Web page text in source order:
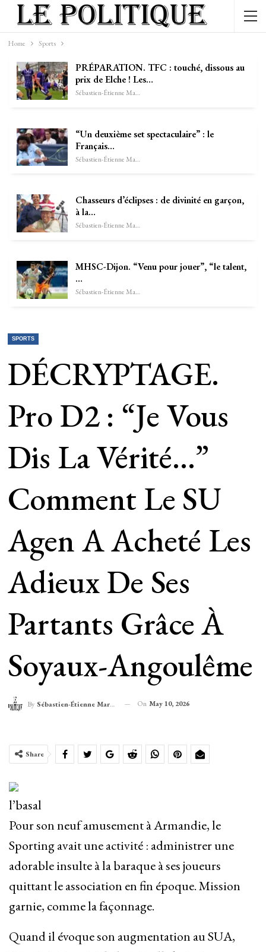
Home Sports
PRÉPARATION. TFC : touché, dissous au
prix de Elche ! Les…
Sébastien-Étienne Marechal
“Un deuxième set spectaculaire” : le
Français…
Sébastien-Étienne Marechal
Chasseurs d’éclipses : de divinité en garçon,
à la…
Sébastien-Étienne Marechal
MHSC-Dijon. “Venu pour jouer”, “le talent,
…
Sébastien-Étienne Marechal
SPORTS
DÉCRYPTAGE.
Pro D2 : “Je Vous
Dis La Vérité…”
Comment Le SU
Agen A Acheté Les
Adieux De Ses
Partants Grâce À
Soyaux-Angoulême
By Sébastien-Étienne Marechal On May 10, 2026
Share
l’basal
Pour son neuf amusement à Armandie, le
Sporting avait une activité : administrer une
adorable insulte à la baraque à ses joueurs
quittant le association en fin époque. Mission
garnie, comme la façonnage.
Quand il évoque son augmentation au SUA,